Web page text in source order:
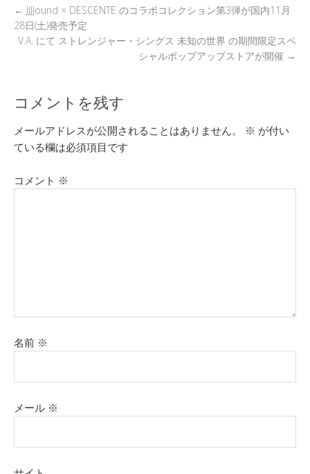
← JJJJound × DESCENTE のコラボコレクション第3弾が国内11月
28日(土)発売予定
V.A. にて ストレンジャー・シングス 未知の世界 の期間限定スペ
シャルポップアップストアが開催 →
コメントを残す
メールアドレスが公開されることはありません。 ※ が付い
ている欄は必須項目です
コメント ※
名前 ※
メール ※